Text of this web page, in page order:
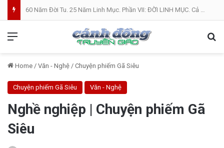
60 Năm Đời Tu. 25 Năm Linh Mục. Phần VII: ĐỜI LINH MỤC. Cả Nổ
Home / Văn - Nghệ / Chuyện phiếm Gã Siêu
Chuyện phiếm Gã Siêu Văn - Nghệ
Nghề nghiệp | Chuyện phiếm Gã
Siêu